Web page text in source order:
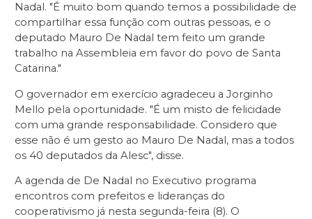
Nadal. "É muito bom quando temos a possibilidade de
compartilhar essa função com outras pessoas, e o
deputado Mauro De Nadal tem feito um grande
trabalho na Assembleia em favor do povo de Santa
Catarina."
O governador em exercício agradeceu a Jorginho
Mello pela oportunidade. "É um misto de felicidade
com uma grande responsabilidade. Considero que
esse não é um gesto ao Mauro De Nadal, mas a todos
os 40 deputados da Alesc", disse.
A agenda de De Nadal no Executivo programa
encontros com prefeitos e lideranças do
cooperativismo já nesta segunda-feira (8). O